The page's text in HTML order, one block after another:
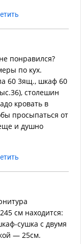
понравился?
по кух.
60 3ящ., шкаф 60
столешин
кровать в
просыпаться от
и душно
см находится:
сушка с двумя
— 25см.